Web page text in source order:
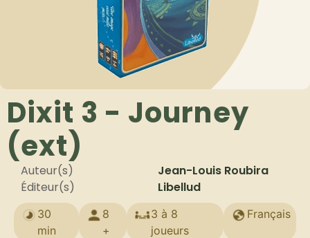
Dixit 3 - Journey
(ext)
Auteur(s)
Jean-Louis Roubira
Éditeur(s)
Libellud
30
min
8
+
3 à 8
joueurs
Français